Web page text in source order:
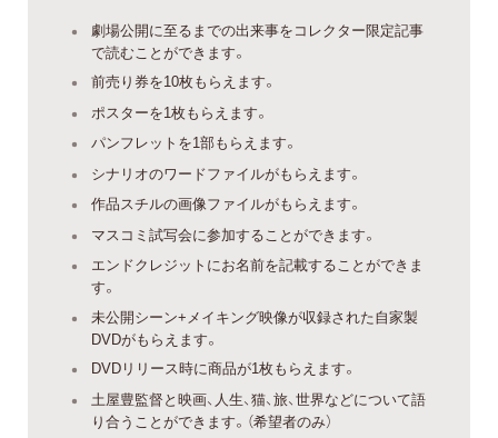
劇場公開に至るまでの出来事をコレクター限定記事
で読むことができます。
前売り券を10枚もらえます。
ポスターを1枚もらえます。
パンフレットを1部もらえます。
シナリオのワードファイルがもらえます。
作品スチルの画像ファイルがもらえます。
マスコミ試写会に参加することができます。
エンドクレジットにお名前を記載することができま
す。
未公開シーン+メイキング映像が収録された自家製
DVDがもらえます。
DVDリリース時に商品が1枚もらえます。
土屋豊監督と映画、人生、猫、旅、世界などについて語
り合うことができます。（希望者のみ）